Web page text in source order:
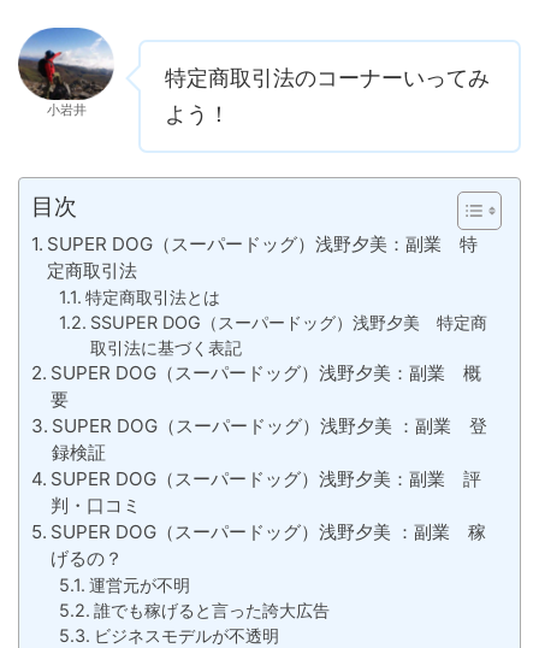
小岩井
特定商取引法のコーナーいってみ
よう！
目次
SUPER DOG（スーパードッグ）浅野夕美：副業 特
定商取引法
特定商取引法とは
SSUPER DOG（スーパードッグ）浅野夕美 特定商
取引法に基づく表記
SUPER DOG（スーパードッグ）浅野夕美：副業 概
要
SUPER DOG（スーパードッグ）浅野夕美 ：副業 登
録検証
SUPER DOG（スーパードッグ）浅野夕美：副業 評
判・口コミ
SUPER DOG（スーパードッグ）浅野夕美 ：副業 稼
げるの？
運営元が不明
誰でも稼げると言った誇大広告
ビジネスモデルが不透明